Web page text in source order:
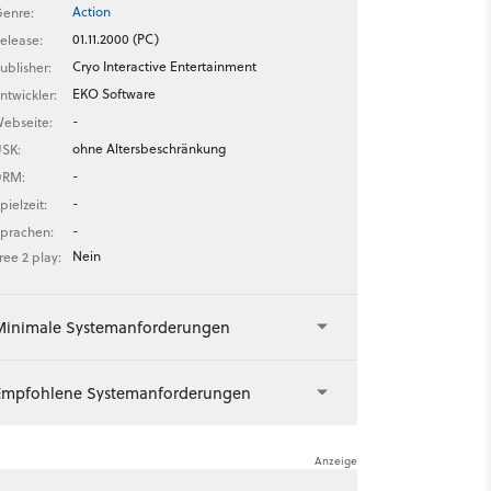
Action
01.11.2000 (PC)
Cryo Interactive Entertainment
EKO Software
-
ohne Altersbeschränkung
-
-
-
2 play:
Nein
Systemanforderungen
Systemanforderungen